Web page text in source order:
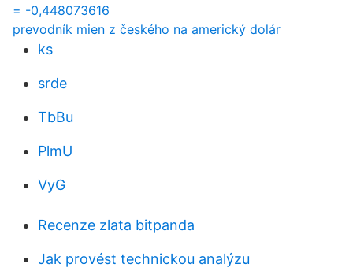
= -0,448073616
prevodník mien z českého na americký dolár
ks
srde
TbBu
PlmU
VyG
Recenze zlata bitpanda
Jak provést technickou analýzu